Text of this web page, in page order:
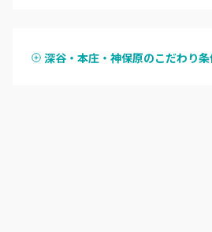
ハンドスカルプ
深谷・本庄・神保原のこだわり